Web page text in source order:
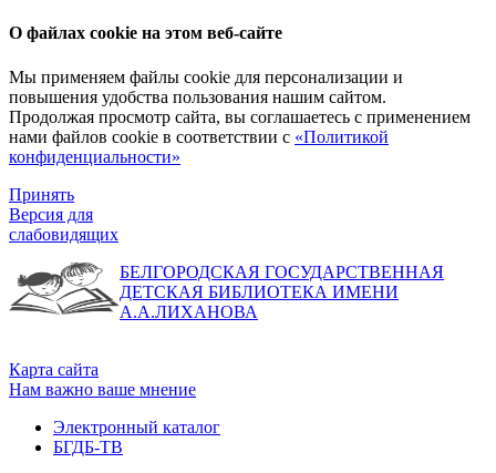
О файлах cookie на этом веб-сайте
Мы применяем файлы cookie для персонализации и
повышения удобства пользования нашим сайтом.
Продолжая просмотр сайта, вы соглашаетесь с применением
нами файлов cookie в соответствии с «Политикой
конфиденциальности»
Принять
Версия для
слабовидящих
БЕЛГОРОДСКАЯ ГОСУДАРСТВЕННАЯ
ДЕТСКАЯ БИБЛИОТЕКА ИМЕНИ
А.А.ЛИХАНОВА
Карта сайта
Нам важно ваше мнение
Электронный каталог
БГДБ-ТВ